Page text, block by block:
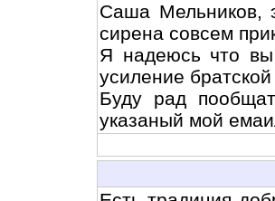
Саша Мельников,
сирена совсем
Я надеюсь что вы
усиление
Буду рад
указаный мой